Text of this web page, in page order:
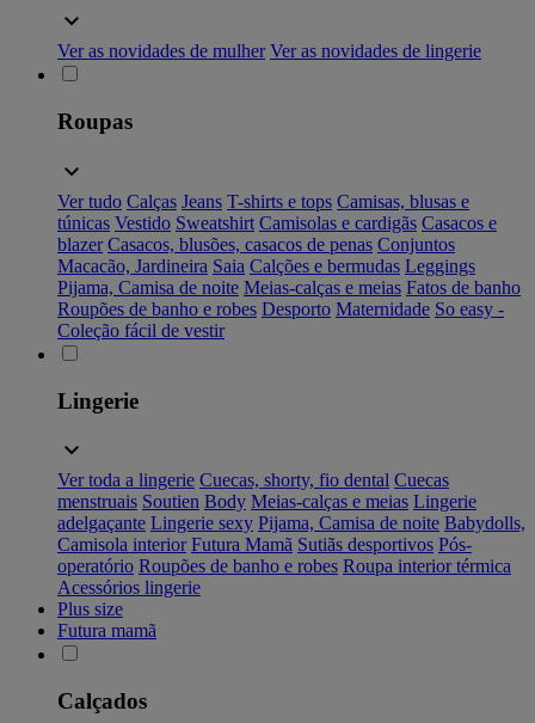
Ver as novidades de mulher Ver as novidades de lingerie
Roupas
Ver tudo Calças Jeans T-shirts e tops Camisas, blusas e
túnicas Vestido Sweatshirt Camisolas e cardigãs Casacos e
blazer Casacos, blusões, casacos de penas Conjuntos
Macacão, Jardineira Saia Calções e bermudas Leggings
Pijama, Camisa de noite Meias-calças e meias Fatos de banho
Roupões de banho e robes Desporto Maternidade So easy -
Coleção fácil de vestir
Lingerie
Ver toda a lingerie Cuecas, shorty, fio dental Cuecas
menstruais Soutien Body Meias-calças e meias Lingerie
adelgaçante Lingerie sexy Pijama, Camisa de noite Babydolls,
Camisola interior Futura Mamã Sutiãs desportivos Pós-
operatório Roupões de banho e robes Roupa interior térmica
Acessórios lingerie
Plus size
Futura mamã
Calçados